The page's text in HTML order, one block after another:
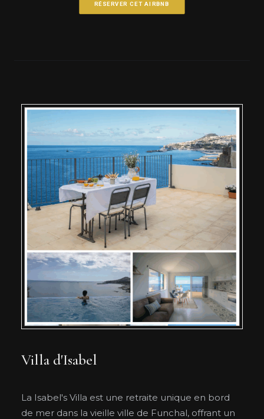
RÉSERVER CET AIRBNB
Villa d'Isabel
La Isabel's Villa est une retraite unique en bord
de mer dans la vieille ville de Funchal, offrant un